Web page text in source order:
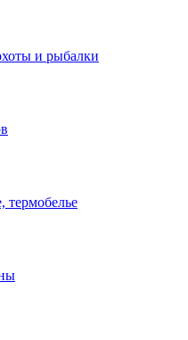
и рыбалки
термобелье